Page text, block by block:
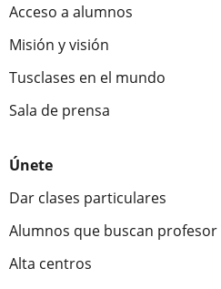
Acceso a alumnos
Misión y visión
Tusclases en el mundo
Sala de prensa
Únete
Dar clases particulares
Alumnos que buscan profesor
Alta centros